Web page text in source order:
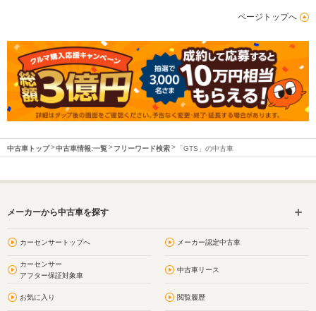
ページトップへ
中古車トップ 中古車情報:一覧 フリーワード検索 「GTS」の中古車
メーカーから中古車を探す
カーセンサートップへ メーカー認定中古車
カーセンサー
アフター保証対象車
中古車リース
お気に入り 閲覧履歴